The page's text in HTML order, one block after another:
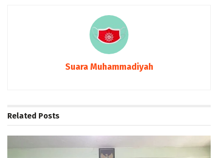
Suara Muhammadiyah
Related Posts